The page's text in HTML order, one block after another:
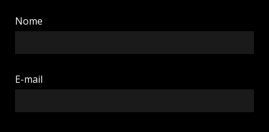
Nome
E-mail